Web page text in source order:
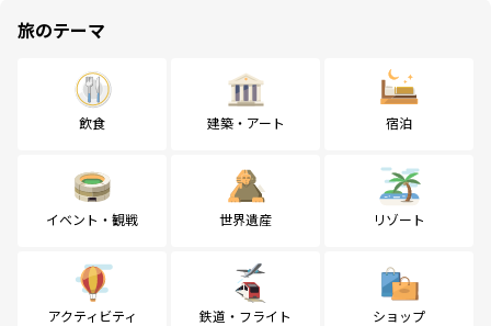
旅のテーマ
飲食 建築・アート 宿泊
イベント・観戦 世界遺産 リゾート
アクティビティ 鉄道・フライト ショップ